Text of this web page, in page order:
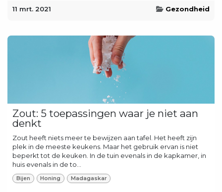
11 mrt. 2021 Gezondheid
Zout: 5 toepassingen waar je niet aan
denkt
Zout heeft niets meer te bewijzen aan tafel. Het heeft zijn
plek in de meeste keukens. Maar het gebruik ervan is niet
beperkt tot de keuken. In de tuin evenals in de kapkamer, in
huis evenals in de to...
Bijen Honing Madagaskar